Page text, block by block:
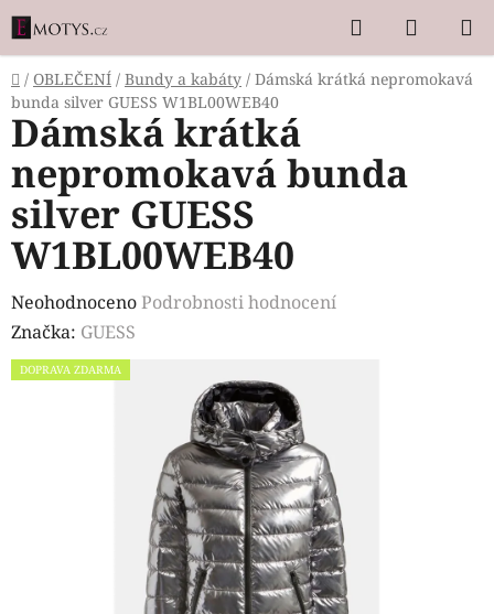
Přejít
na
obsah
Hledat
KOŠÍK
Domů
/ OBLEČENÍ / Bundy a kabáty / Dámská krátká nepromokavá
bunda silver GUESS W1BL00WEB40
Dámská krátká
nepromokavá bunda
silver GUESS
W1BL00WEB40
Průměrné
hodnocení
produktu
NeohodnocenoPodrobnosti hodnocení
Značka: GUESS
DOPRAVA ZDARMA